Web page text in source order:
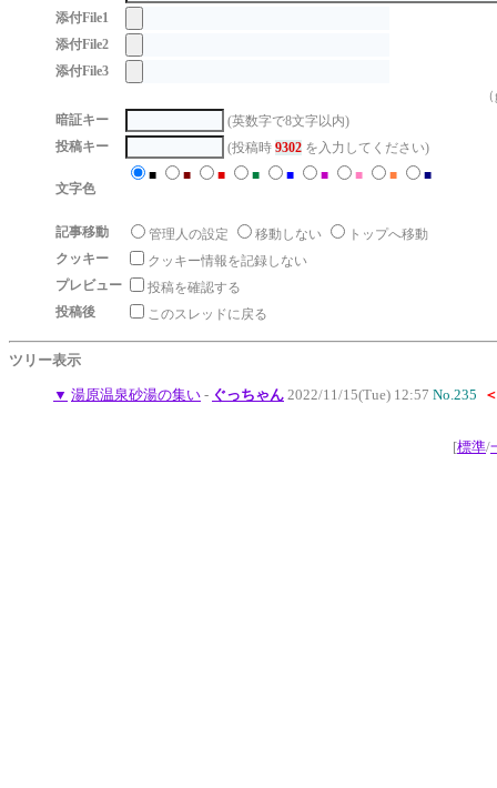
添付File1
添付File2
添付File3
暗証キー
(英数字で8文字以内)
投稿キー
(投稿時 9302 を入力してください)
文字色
■ ■ ■ ■ ■ ■ ■ ■ ■
記事移動 管理人の設定 移動しない
トップへ移動
クッキー
クッキー情報を記録しない
プレビュー
投稿を確認する
投稿後
このスレッドに戻る
ツリー表示
▼ 湯原温泉砂湯の集い - ぐっちゃん 2022/11/15(Tue) 12:57 No.235
[標準/